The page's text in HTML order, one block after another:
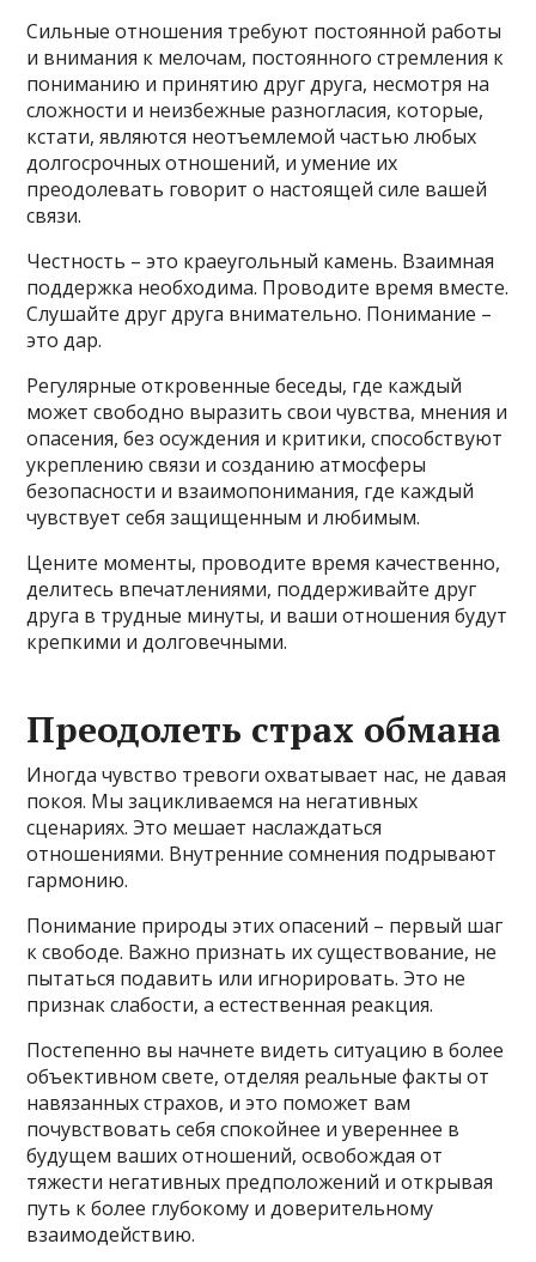
Сильные отношения требуют постоянной работы
и внимания к мелочам, постоянного стремления к
пониманию и принятию друг друга, несмотря на
сложности и неизбежные разногласия, которые,
кстати, являются неотъемлемой частью любых
долгосрочных отношений, и умение их
преодолевать говорит о настоящей силе вашей
связи.
Честность – это краеугольный камень. Взаимная
поддержка необходима. Проводите время вместе.
Слушайте друг друга внимательно. Понимание –
это дар.
Регулярные откровенные беседы, где каждый
может свободно выразить свои чувства, мнения и
опасения, без осуждения и критики, способствуют
укреплению связи и созданию атмосферы
безопасности и взаимопонимания, где каждый
чувствует себя защищенным и любимым.
Цените моменты, проводите время качественно,
делитесь впечатлениями, поддерживайте друг
друга в трудные минуты, и ваши отношения будут
крепкими и долговечными.
Преодолеть страх обмана
Иногда чувство тревоги охватывает нас, не давая
покоя. Мы зацикливаемся на негативных
сценариях. Это мешает наслаждаться
отношениями. Внутренние сомнения подрывают
гармонию.
Понимание природы этих опасений – первый шаг
к свободе. Важно признать их существование, не
пытаться подавить или игнорировать. Это не
признак слабости, а естественная реакция.
Постепенно вы начнете видеть ситуацию в более
объективном свете, отделяя реальные факты от
навязанных страхов, и это поможет вам
почувствовать себя спокойнее и увереннее в
будущем ваших отношений, освобождая от
тяжести негативных предположений и открывая
путь к более глубокому и доверительному
взаимодействию.